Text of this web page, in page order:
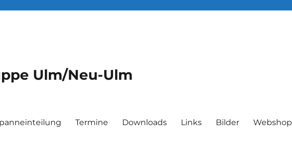
Ulm/Neu-Ulm
Termine Downloads Links Bilder Webshop